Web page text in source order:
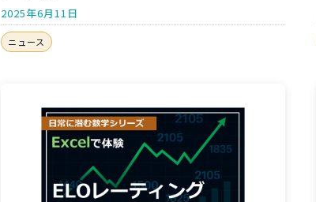
2025年6月11日
ニュース